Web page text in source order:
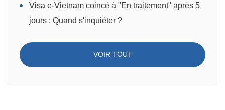
Visa e-Vietnam coincé à "En traitement" après 5
jours : Quand s'inquiéter ?
VOIR TOUT